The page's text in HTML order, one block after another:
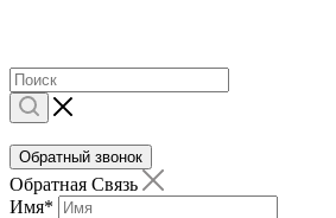
Обратный звонок
Обратная Связь
Имя*